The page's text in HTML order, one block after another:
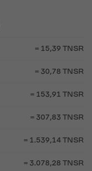
= 15,39 TNSR
= 30,78 TNSR
= 153,91 TNSR
= 307,83 TNSR
= 1.539,14 TNSR
= 3.078,28 TNSR